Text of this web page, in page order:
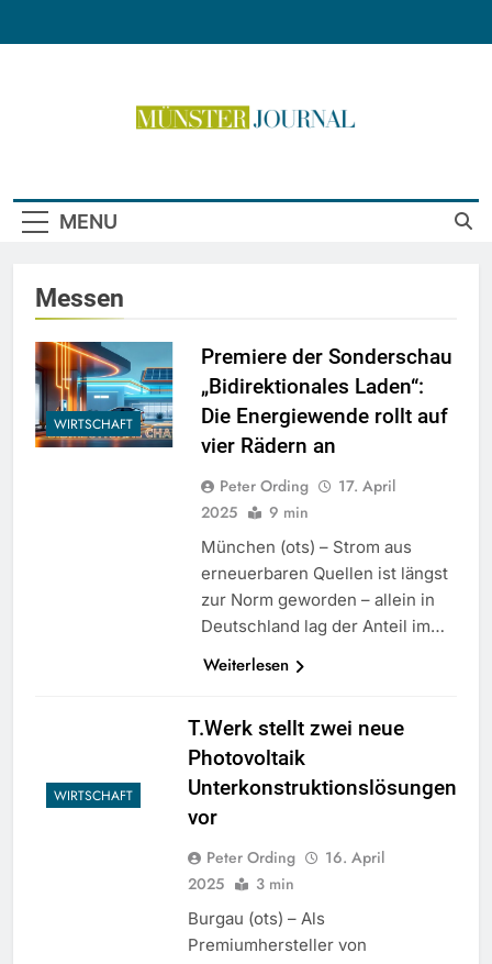
MENU
Messen
WIRTSCHAFT
Premiere der Sonderschau
„Bidirektionales Laden“:
Die Energiewende rollt auf
vier Rädern an
Peter Ording
17. April
2025
9 min
München (ots) – Strom aus
erneuerbaren Quellen ist längst
zur Norm geworden – allein in
Deutschland lag der Anteil im…
Weiterlesen
WIRTSCHAFT
T.Werk stellt zwei neue
Photovoltaik
Unterkonstruktionslösungen
vor
Peter Ording
16. April
2025
3 min
Burgau (ots) – Als
Premiumhersteller von